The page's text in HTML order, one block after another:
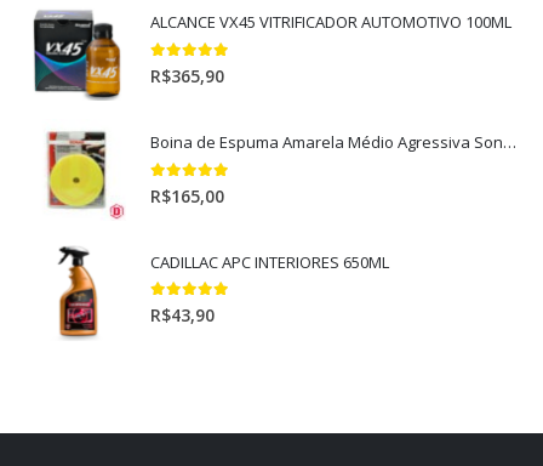
ALCANCE VX45 VITRIFICADOR AUTOMOTIVO 100ML
5.00out of 5
R$365,90
Boina de Espuma Amarela Médio Agressiva Sonax (5")
5.00out of 5
R$165,00
CADILLAC APC INTERIORES 650ML
5.00out of 5
R$43,90